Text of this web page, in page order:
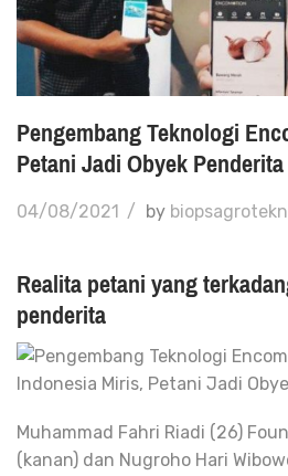
Pengembang Teknologi
Petani Jadi Obyek Penderita
04/08/2021 / by
Realita petani yang
penderita
Muhammad Fahri Riadi (26)
(kanan) dan Nugroho Hari